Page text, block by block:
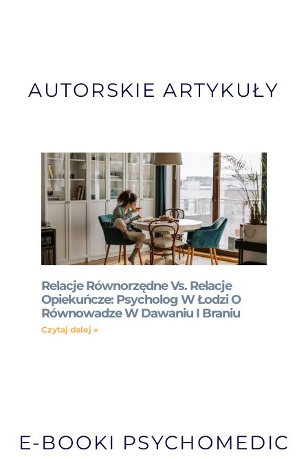
AUTORSKIE ARTYKUŁY
Relacje Równorzędne Vs. Relacje
Opiekuńcze: Psycholog W Łodzi O
Równowadze W Dawaniu I Braniu
Czytaj dalej »
E-BOOKI PSYCHOMEDIC